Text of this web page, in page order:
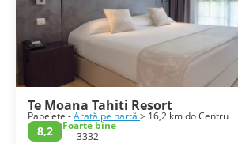
Te Moana Tahiti Resort
Pape'ete -Arată pe hartă > 16,2 km do Centru
8,2
Foarte bine
3332